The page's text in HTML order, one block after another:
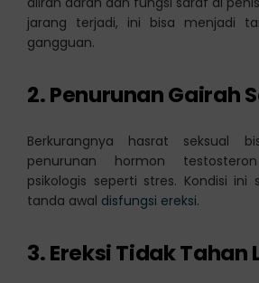
jarang terjadi, ini bisa menjadi
gangguan.
2. Penurunan Gairah
Berkurangnya hasrat seksual
penurunan hormon
psikologis seperti stres. Kondisi ini
tanda awal disfungsi ereksi.
3. Ereksi Tidak Tahan